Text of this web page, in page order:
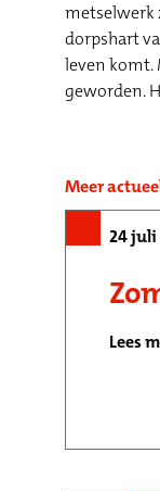
metselwerk
dorpshart
leven komt.
geworden.
Meer
24 juli
Lees